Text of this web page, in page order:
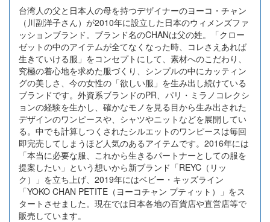
台湾人の父と日本人の母を持つデザイナーのヨーコ・チャン
（川副洋子さん）が2010年に設立した日本のウィメンズファ
ッションブランド。ブランド名のCHANは父の姓。「クロー
ゼットの中のアイテムが全てなくなった時、コレさえあれば
生きていける服」をコンセプトにして、素材へのこだわり、
究極の着心地を求めた服づくり、シンプルの中にカッティン
グの美しさ、今の女性の「欲しい服」を生み出し続けている
ブランドです。外資系ブランドのPR、パリ・ミラノコレクシ
ョンの経験を生かし、確かなモノを見る目から生み出された
デザインのワンピースや、シャツやニットなどを展開してい
る。中でも計算しつくされたシルエットのワンピースは毎回
即完売してしまうほど人気のあるアイテムです。2016年には
「本当に必要な服、これから生きるパートナーとしての服を
提案したい」という想いから新ブランド「REYC（リッ
ク）」を立ち上げ、2019年にはベビー・キッズライン
「YOKO CHAN PETITE（ヨーコチャン プティット）」をス
タートさせました。現在では日本各地の百貨店や直営店等で
販売しています。